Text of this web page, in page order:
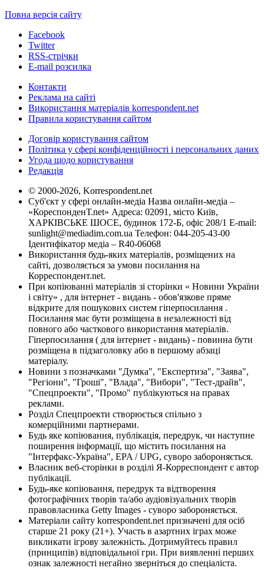
Повна версія сайту
Facebook
Twitter
RSS-стрічки
E-mail розсилка
Контакти
Реклама на сайті
Використання матеріалів korrespondent.net
Правила користування сайтом
Договір користування сайтом
Політика у сфері конфіденційності і персональних даних
Угода щодо користування
Редакція
© 2000-2026, Korrespondent.net
Суб'єкт у сфері онлайн-медіа Назва онлайн-медіа –
«КореспонденТ.net» Адреса: 02091, місто Київ,
ХАРКІВСЬКЕ ШОСЕ, будинок 172-Б, офіс 208/1 E-mail:
sunlight@mediadim.com.ua Телефон: 044-205-43-00
Ідентифікатор медіа – R40-06068
Використання будь-яких матеріалів, розміщених на
сайті, дозволяється за умови посилання на
Корреспондент.net.
При копіюванні матеріалів зі сторінки « Новини України
і світу» , для інтернет - видань - обов'язкове пряме
відкрите для пошукових систем гіперпосилання .
Посилання має бути розміщена в незалежності від
повного або часткового використання матеріалів.
Гіперпосилання ( для інтернет - видань) - повинна бути
розміщена в підзаголовку або в першому абзаці
матеріалу.
Новини з позначками "Думка", "Експертиза", "Заява",
"Регіони", "Гроші", "Влада", "Вибори", "Тест-драйв",
"Спецпроекти", "Промо" публікуються на правах
реклами.
Розділ Спецпроекти створюється спільно з
комерційними партнерами.
Будь яке копіювання, публікація, передрук, чи наступне
поширення інформації, що містить посилання на
"Інтерфакс-Україна", EPA / UPG, суворо забороняється.
Власник веб-сторінки в розділі Я-Корреспондент є автор
публікації.
Будь-яке копіювання, передрук та відтворення
фотографічних творів та/або аудіовізуальних творів
правовласника Getty Images - суворо забороняється.
Матеріали сайту korrespondent.net призначені для осіб
старше 21 року (21+). Участь в азартних іграх може
викликати ігрову залежність. Дотримуйтесь правил
(принципів) відповідальної гри. При виявленні перших
ознак залежності негайно зверніться до спеціаліста.